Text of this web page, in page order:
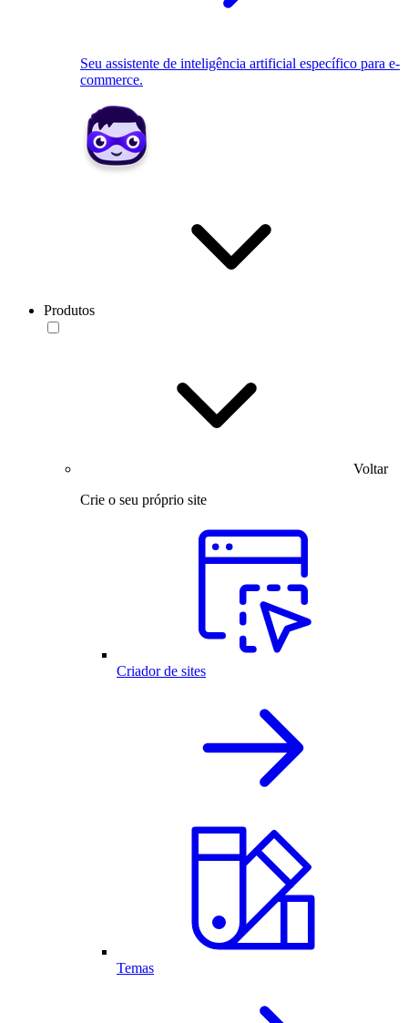
Seu assistente de inteligência artificial específico para e-
commerce.
Produtos
Voltar
Crie o seu próprio site
Criador de sites
Temas